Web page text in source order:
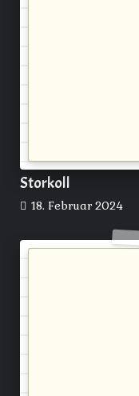
Storkoll
18. Februar 2024